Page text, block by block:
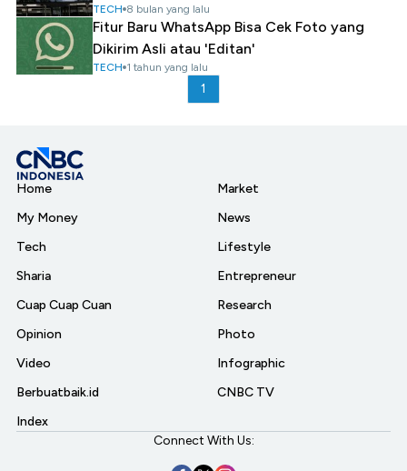
TECH 8 bulan yang lalu
Fitur Baru WhatsApp Bisa Cek Foto yang
Dikirim Asli atau 'Editan'
TECH 1 tahun yang lalu
1
Home
My Money
Tech
Sharia
Cuap Cuap Cuan
Opinion
Video
Berbuatbaik.id
Index
Market
News
Lifestyle
Entrepreneur
Research
Photo
Infographic
CNBC TV
Connect With Us: